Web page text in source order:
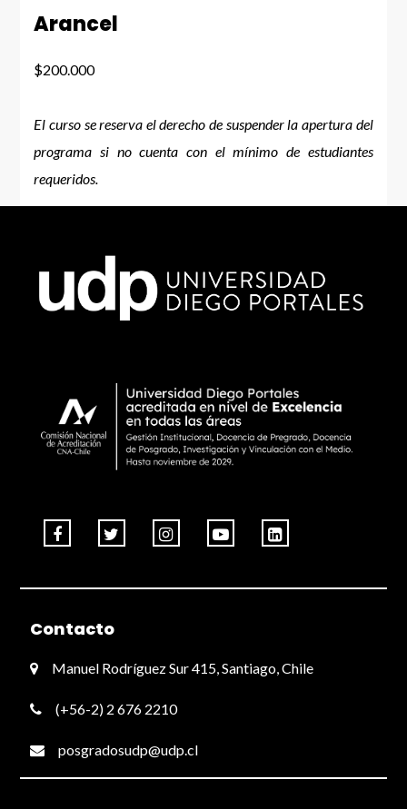
Arancel
$200.000
El curso se reserva el derecho de suspender la apertura del
programa si no cuenta con el mínimo de estudiantes
requeridos.
Contacto
Manuel Rodríguez Sur 415, Santiago, Chile
(+56-2) 2 676 2210
posgradosudp@udp.cl